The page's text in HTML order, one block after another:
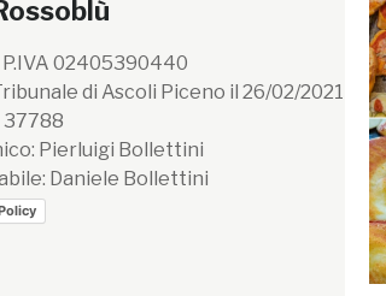
P.IVA 02405390440
di Ascoli Piceno il 26/02/2021 n.
37788
Pierluigi Bollettini
Daniele Bollettini